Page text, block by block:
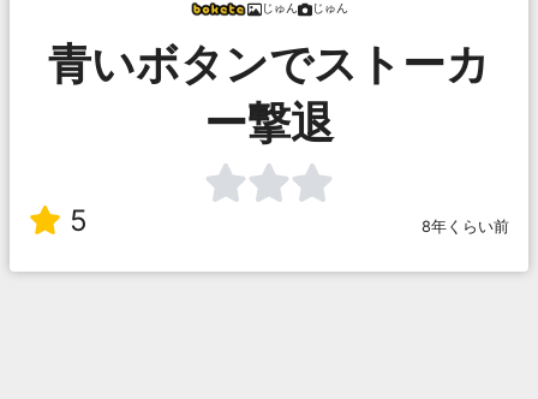
じゅん じゅん
青いボタンでストーカ
ー撃退
5 8年くらい前